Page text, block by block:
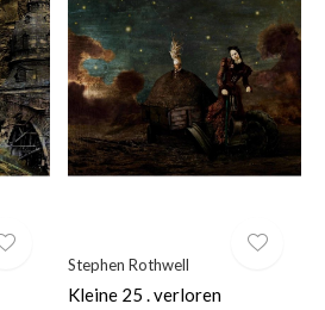
Stephen Rothwell
Kleine 25 . verloren